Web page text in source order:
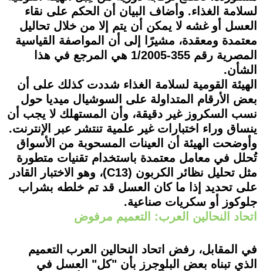
لسلامة الغذاء. وأضاف البيان أن الحكم على نقاء
العسل أو غشه لا يمكن أن يتم إلا من خلال تحاليل
معتمدة ومعقدة، مشيرًا إلى أن المواصفة القياسية
المصرية رقم 355-1/2005 هي المرجع في هذا
الشأن.
الهيئة القومية لسلامة الغذاء شددت كذلك على أن
بعض الأرقام المتداولة على السوشيال ميديا حول
نسب السكروز غير دقيقة، وأن المستهلك لا يجب أن
ينساق وراء اختبارات غير علمية تنتشر عبر الإنترنت.
وأوضحت الهيئة أن العينات المسحوبة من الأسواق
تُحلل في معامل معتمدة باستخدام تقنيات متطورة
مثل تحليل نظائر الكربون (C13)، وهو الاختبار القادر
على تحديد إذا ما كان العسل قد تم خلطه بشراب
جلوكوز أو سكريات صناعية.
اتحاد النحالين العرب: التعميم مرفوض
في المقابل، رفض اتحاد النحالين العرب التعميم
الذي تبناه بعض البلوجرز بأن "كل" العسل في